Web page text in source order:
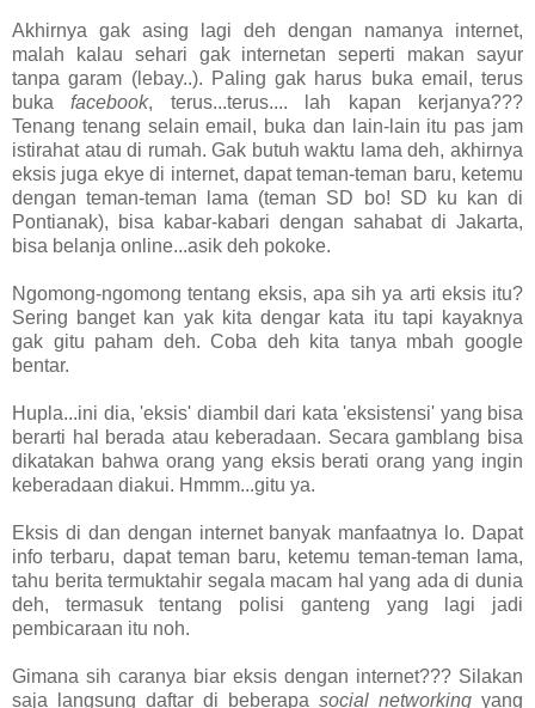
Akhirnya gak asing lagi deh dengan namanya internet,
malah kalau sehari gak internetan seperti makan sayur
tanpa garam (lebay..). Paling gak harus buka email, terus
bukafacebook, terus...terus.... lah kapan kerjanya???
Tenang tenang selain email, buka dan lain-lain itu pas jam
istirahat atau di rumah. Gak butuh waktu lama deh, akhirnya
eksis juga ekye di internet, dapat teman-teman baru, ketemu
dengan teman-teman lama (teman SD bo! SD ku kan di
Pontianak), bisa kabar-kabari dengan sahabat di Jakarta,
bisa belanja online...asik deh pokoke.
Ngomong-ngomong tentang eksis, apa sih ya arti eksis itu?
Sering banget kan yak kita dengar kata itu tapi kayaknya
gak gitu paham deh. Coba deh kita tanya mbah google
bentar.
Hupla...ini dia, 'eksis' diambil dari kata 'eksistensi' yang bisa
berarti hal berada atau keberadaan. Secara gamblang bisa
dikatakan bahwa orang yang eksis berati orang yang ingin
keberadaan diakui. Hmmm...gitu ya.
Eksis di dan dengan internet banyak manfaatnya lo. Dapat
info terbaru, dapat teman baru, ketemu teman-teman lama,
tahu berita termuktahir segala macam hal yang ada di dunia
deh, termasuk tentang polisi ganteng yang lagi jadi
pembicaraan itu noh.
Gimana sih caranya biar eksis dengan internet??? Silakan
saja langsung daftar di beberapa social networking yang